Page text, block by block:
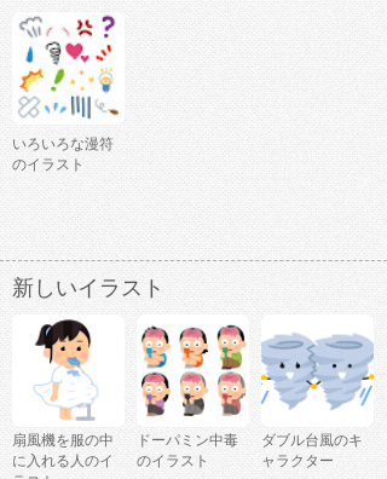
いろいろな漫符
のイラスト
新しいイラスト
扇風機を服の中
に入れる人のイ
ドーパミン中毒
のイラスト
ダブル台風のキ
ャラクター